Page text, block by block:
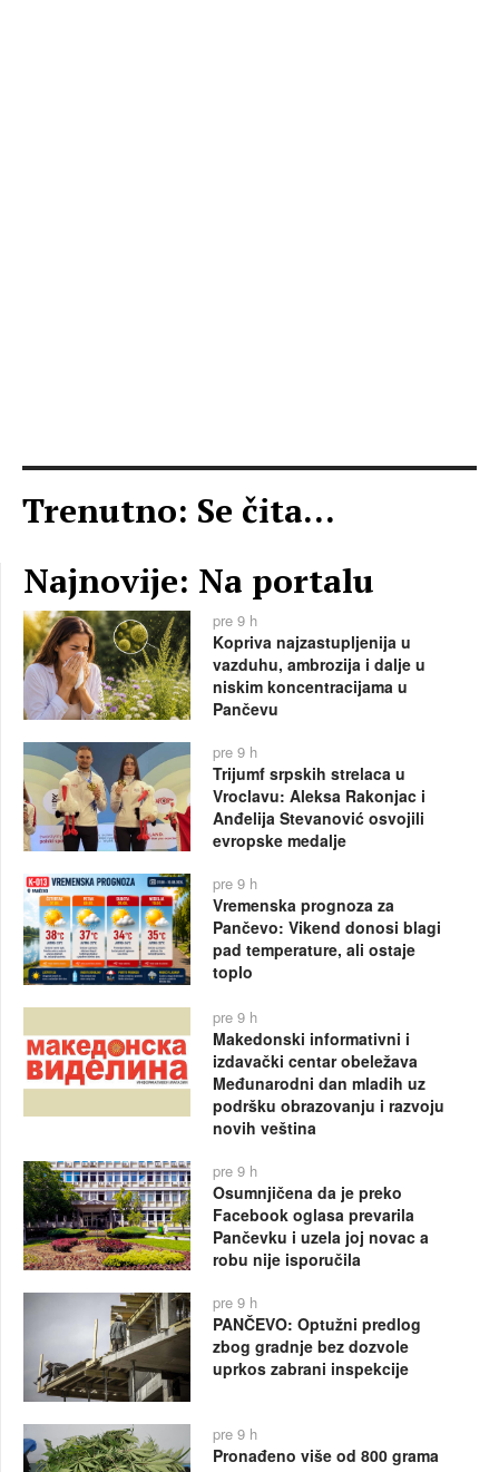
Trenutno: Se čita...
Najnovije: Na portalu
pre 9 h
Kopriva najzastupljenija u
vazduhu, ambrozija i dalje u
niskim koncentracijama u
Pančevu
pre 9 h
Trijumf srpskih strelaca u
Vroclavu: Aleksa Rakonjac i
Anđelija Stevanović osvojili
evropske medalje
pre 9 h
Vremenska prognoza za
Pančevo: Vikend donosi blagi
pad temperature, ali ostaje
toplo
pre 9 h
Makedonski informativni i
izdavački centar obeležava
Međunarodni dan mladih uz
podršku obrazovanju i razvoju
novih veština
pre 9 h
Osumnjičena da je preko
Facebook oglasa prevarila
Pančevku i uzela joj novac a
robu nije isporučila
pre 9 h
PANČEVO: Optužni predlog
zbog gradnje bez dozvole
uprkos zabrani inspekcije
pre 9 h
Pronađeno više od 800 grama